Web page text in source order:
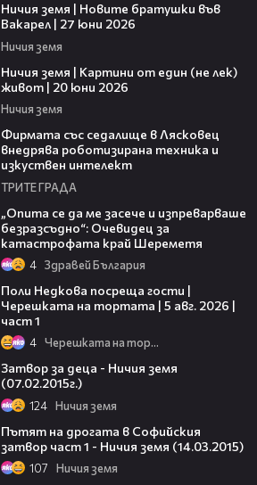
Ничия земя | Новите братушки във
Вакарел | 27 юни 2026
Ничия земя
Ничия земя | Картини от един (не лек)
живот | 20 юни 2026
Ничия земя
Фирмата със седалище в Лясковец
внедрява роботизирана техника и
изкуствен интелект
ТРИТЕ ГРАДА
„Опита се да ме засече и изпреварваше
безразсъдно“: Очевидец за
катастрофата край Шереметя
4 Здравей България
Поли Недкова посреща гости |
Черешката на тортата | 5 авг. 2026 |
част 1
4 Черешката на тортата
Затвор за деца - Ничия земя
(07.02.2015г.)
124 Ничия земя
Пътят на дрогата в Софийския
затвор част 1 - Ничия земя (14.03.2015)
107 Ничия земя